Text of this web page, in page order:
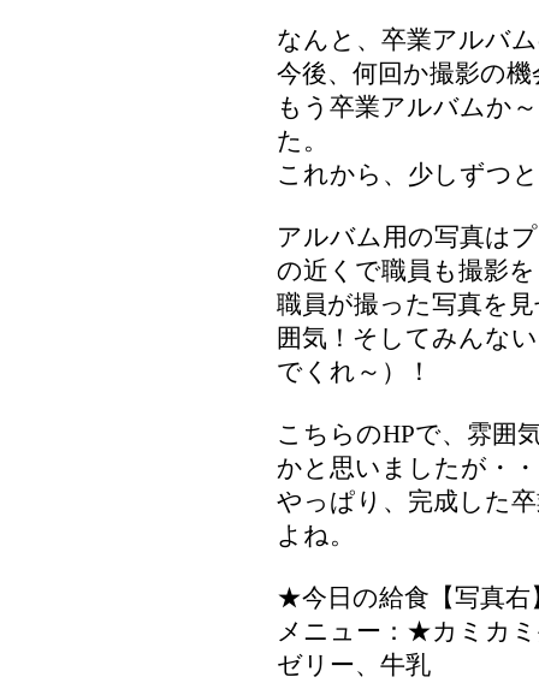
なんと、卒業アルバ
今後、何回か撮影の
もう卒業アルバムか
た。
これから、少しずつ
アルバム用の写真は
の近くで職員も撮影
職員が撮った写真を
囲気！そしてみんな
でくれ～）！
こちらのHPで、雰囲
かと思いましたが・
やっぱり、完成した
よね。
★今日の給食【写真右
メニュー：★カミカ
ゼリー、牛乳